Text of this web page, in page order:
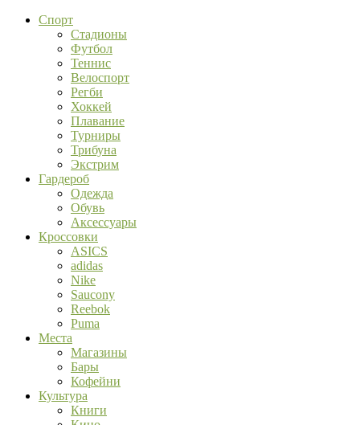
Спорт
Стадионы
Футбол
Теннис
Велоспорт
Регби
Хоккей
Плавание
Турниры
Трибуна
Экстрим
Гардероб
Одежда
Обувь
Аксессуары
Кроссовки
ASICS
adidas
Nike
Saucony
Reebok
Puma
Места
Магазины
Бары
Кофейни
Культура
Книги